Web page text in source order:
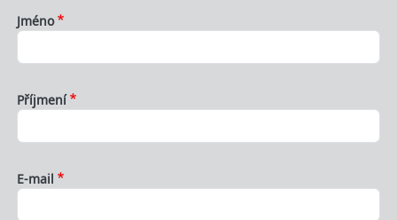
Jméno
Příjmení
E-mail